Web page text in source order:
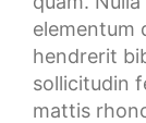
elementum
hendrerit
sollicitudin
mattis